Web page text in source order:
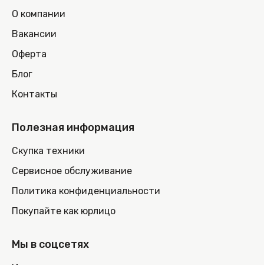
О компании
Вакансии
Оферта
Блог
Контакты
Полезная информация
Скупка техники
Сервисное обслуживание
Политика конфиденциальности
Покупайте как юрлицо
Мы в соцсетях